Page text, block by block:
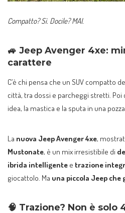
Compatto? Sì. Docile? MAI.
🚙 Jeep Avenger 4xe:
carattere
C’è chi pensa che un SUV compatto
città, tra dossi e parcheggi stretti. Poi
idea, la mastica e la sputa in una
La nuova Jeep Avenger 4xe,
Mustonate, è un mix irresistibile di
ibrida intelligente e trazione
giocattolo. Ma una piccola Jeep che
🧠 Trazione? Non è solo